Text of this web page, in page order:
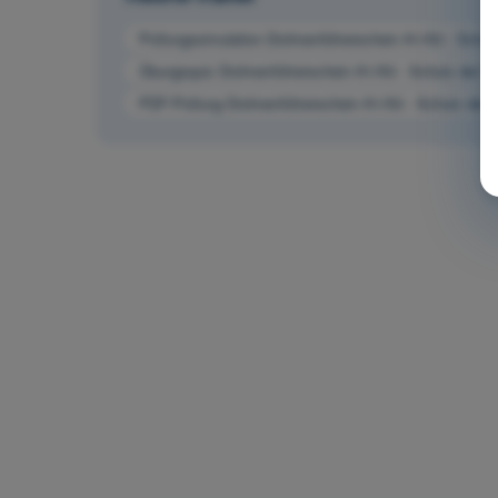
Prüfungssimulation Drohnenführerschein A1/A3 -
Übungsquiz Drohnenführerschein A1/A3 - Schutz der